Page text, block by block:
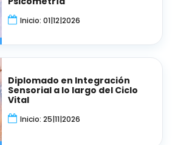
Inicio: 01|12|2026
Diplomado en Integración
Sensorial a lo largo del Ciclo
Vital
Inicio: 25|11|2026